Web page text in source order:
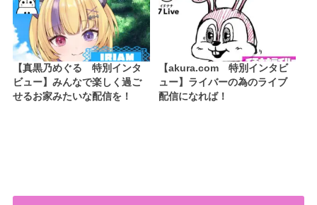
【真黒乃めぐる 特別インタ
ビュー】みんなで楽しく過ご
せるお家みたいな配信を！
【akura.com 特別インタビ
ュー】ライバーの為のライブ
配信になれば！